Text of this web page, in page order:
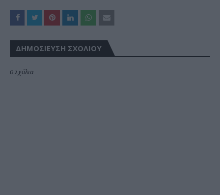
ΔΗΜΟΣΊΕΥΣΗ ΣΧΟΛΊΟΥ
0 Σχόλια